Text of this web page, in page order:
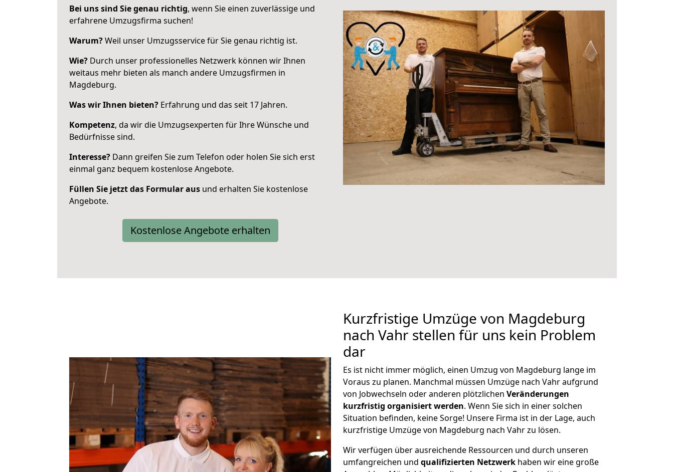
Bei uns sind Sie genau richtig, wenn Sie einen zuverlässige und
erfahrene Umzugsfirma suchen!
Warum?Weil unser Umzugsservice für Sie genau richtig ist.
Wie? Durch unser professionelles Netzwerk können wir Ihnen
weitaus mehr bieten als manch andere Umzugsfirmen in
Magdeburg.
Was wir Ihnen bieten? Erfahrung und das seit 17 Jahren.
Kompetenz, da wir die Umzugsexperten für Ihre Wünsche und
Bedürfnisse sind.
Interesse? Dann greifen Sie zum Telefon oder holen Sie sich erst
einmal ganz bequem kostenlose Angebote.
Füllen Sie jetzt das Formular aus und erhalten Sie kostenlose
Angebote.
Kostenlose Angebote erhalten
Kurzfristige Umzüge von Magdeburg
nach Vahr stellen für uns kein Problem
dar
Es ist nicht immer möglich, einen Umzug von Magdeburg lange im
Voraus zu planen. Manchmal müssen Umzüge nach Vahr aufgrund
von Jobwechseln oder anderen plötzlichen Veränderungen
kurzfristig organisiert werden. Wenn Sie sich in einer solchen
Situation befinden, keine Sorge! Unsere Firma ist in der Lage, auch
kurzfristige Umzüge von Magdeburg nach Vahr zu lösen.
Wir verfügen über ausreichende Ressourcen und durch unseren
umfangreichen und qualifizierten Netzwerk haben wir eine große